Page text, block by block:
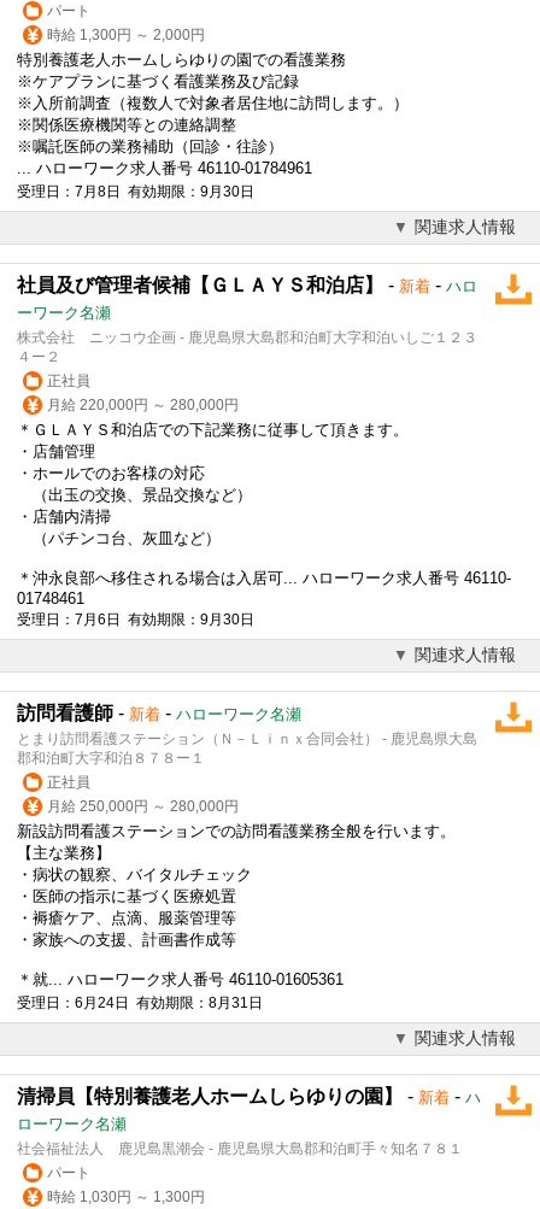
パート
時給 1,300円 ～ 2,000円
特別養護老人ホームしらゆりの園での看護業務
※ケアプランに基づく看護業務及び記録
※入所前調査（複数人で対象者居住地に訪問します。）
※関係医療機関等との連絡調整
※嘱託医師の業務補助（回診・往診）
... ハローワーク求人番号 46110-01784961
受理日：7月8日 有効期限：9月30日
関連求人情報
社員及び管理者候補【ＧＬＡＹＳ和泊店】 - 新着 - ハロ
ーワーク名瀬
株式会社 ニッコウ企画 - 鹿児島県大島郡和泊町大字和泊いしご１２３
４ー２
正社員
月給 220,000円 ～ 280,000円
＊ＧＬＡＹＳ和泊店での下記業務に従事して頂きます。
・店舗管理
・ホールでのお客様の対応
（出玉の交換、景品交換など）
・店舗内清掃
（パチンコ台、灰皿など）
＊沖永良部へ移住される場合は入居可... ハローワーク求人番号 46110-
01748461
受理日：7月6日 有効期限：9月30日
関連求人情報
訪問看護師 - 新着 - ハローワーク名瀬
とまり訪問看護ステーション（Ｎ－Ｌｉｎｘ合同会社） - 鹿児島県大島
郡和泊町大字和泊８７８ー１
正社員
月給 250,000円 ～ 280,000円
新設訪問看護ステーションでの訪問看護業務全般を行います。
【主な業務】
・病状の観察、バイタルチェック
・医師の指示に基づく医療処置
・褥瘡ケア、点滴、服薬管理等
・家族への支援、計画書作成等
＊就... ハローワーク求人番号 46110-01605361
受理日：6月24日 有効期限：8月31日
関連求人情報
清掃員【特別養護老人ホームしらゆりの園】 - 新着 - ハ
ローワーク名瀬
社会福祉法人 鹿児島黒潮会 - 鹿児島県大島郡和泊町手々知名７８１
パート
時給 1,030円 ～ 1,300円